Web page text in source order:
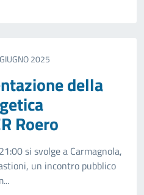
2025
della
Roero
si svolge a Carmagnola,
un incontro pubblico